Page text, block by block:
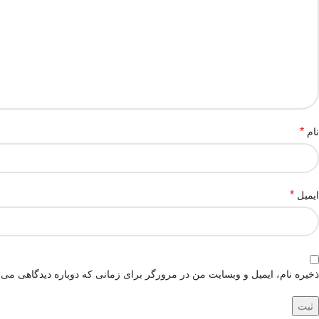
نام *
ایمیل *
ذخیره نام، ایمیل و وبسایت من در مرورگر برای زمانی که دوباره دیدگاهی